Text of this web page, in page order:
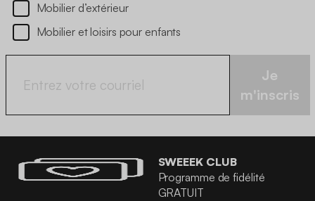
Mobilier d’extérieur
Mobilier et loisirs pour enfants
Je
m'inscris
SWEEEK CLUB
Programme de fidélité
GRATUIT